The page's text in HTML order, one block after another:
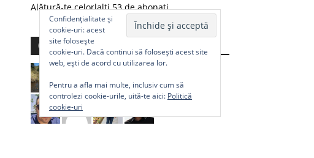
Alătură-te celorlalți 53 de abonați.
Comunitate
Confidențialitate și
cookie-uri: acest
site folosește
cookie-uri. Dacă continui să folosești acest site
web, ești de acord cu utilizarea lor.
Pentru a afla mai multe, inclusiv cum să
controlezi cookie-urile, uită-te aici: Politică
cookie-uri